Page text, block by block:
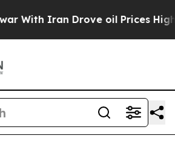
Iran Drove oil Prices Higher,